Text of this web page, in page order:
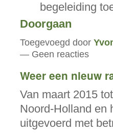
begeleiding
Doorgaan
Toegevoegd door
— Geen reacties
Weer een nieuw
Van maart 2015
Noord-Holland en
uitgevoerd met